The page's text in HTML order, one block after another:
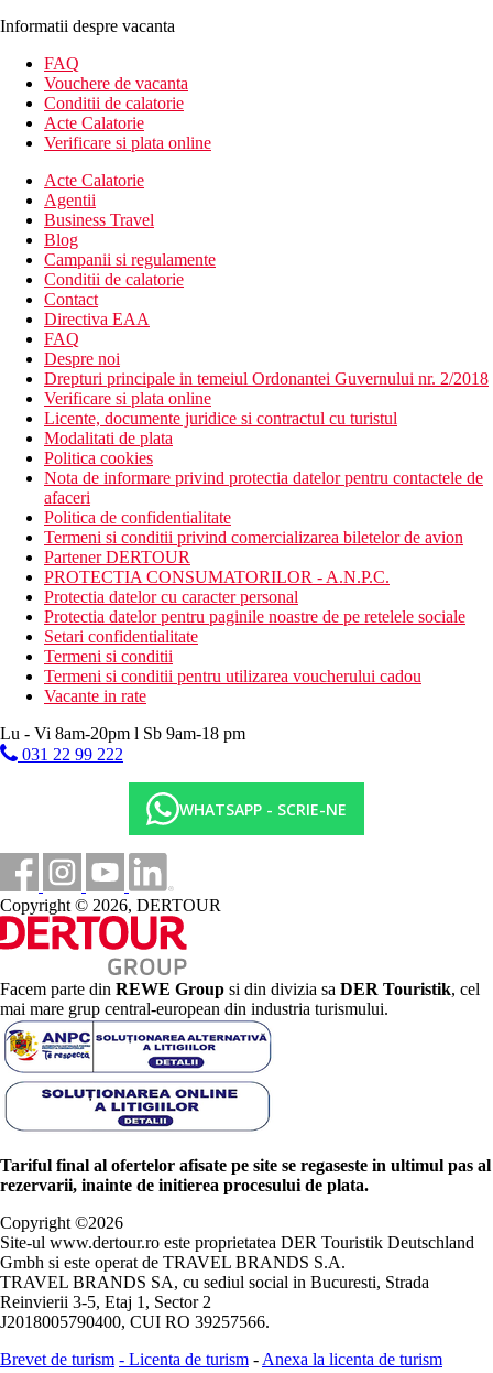
Informatii despre vacanta
FAQ
Vouchere de vacanta
Conditii de calatorie
Acte Calatorie
Verificare si plata online
Acte Calatorie
Agentii
Business Travel
Blog
Campanii si regulamente
Conditii de calatorie
Contact
Directiva EAA
FAQ
Despre noi
Drepturi principale in temeiul Ordonantei Guvernului nr. 2/2018
Verificare si plata online
Licente, documente juridice si contractul cu turistul
Modalitati de plata
Politica cookies
Nota de informare privind protectia datelor pentru contactele de
afaceri
Politica de confidentialitate
Termeni si conditii privind comercializarea biletelor de avion
Partener DERTOUR
PROTECTIA CONSUMATORILOR - A.N.P.C.
Protectia datelor cu caracter personal
Protectia datelor pentru paginile noastre de pe retelele sociale
Setari confidentialitate
Termeni si conditii
Termeni si conditii pentru utilizarea voucherului cadou
Vacante in rate
Lu - Vi 8am-20pm l Sb 9am-18 pm
031 22 99 222
WHATSAPP - SCRIE-NE
Copyright © 2026, DERTOUR
Facem parte din REWE Group si din divizia sa DER Touristik, cel
mai mare grup central-european din industria turismului.
Tariful final al ofertelor afisate pe site se regaseste in ultimul pas al
rezervarii, inainte de initierea procesului de plata.
Copyright ©2026
Site-ul www.dertour.ro este proprietatea DER Touristik Deutschland
Gmbh si este operat de TRAVEL BRANDS S.A.
TRAVEL BRANDS SA, cu sediul social in Bucuresti, Strada
Reinvierii 3-5, Etaj 1, Sector 2
J2018005790400, CUI RO 39257566.
Brevet de turism - Licenta de turism - Anexa la licenta de turism